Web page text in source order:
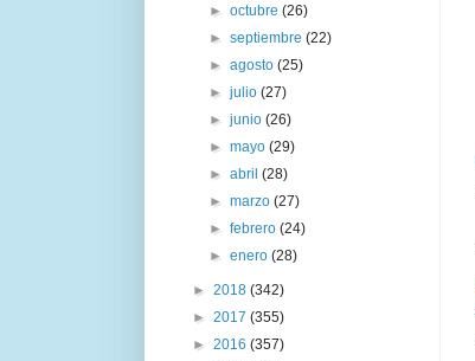
►octubre(26)
►septiembre(22)
►agosto(25)
►julio(27)
►junio(26)
►mayo(29)
►abril(28)
►marzo(27)
►febrero(24)
►enero(28)
► 2018 (342)
► 2017 (355)
► 2016 (357)